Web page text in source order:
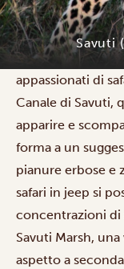
Savuti
mutevoli
remota parte
Chobe, che da
appassionati di
Canale di Savuti,
apparire e
forma a un
pianure erbose e
safari in jeep si
concentrazioni di
Savuti Marsh, una
aspetto a